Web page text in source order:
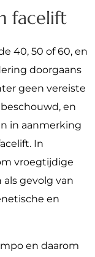
facelift
40, 50 of 60, en
doorgaans
geen vereiste
en
in aanmerking
In
vroegtijdige
gevolg van
en
en daarom